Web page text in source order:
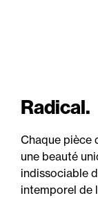
Radical.
Chaque pièce
une beauté
indissociable
intemporel de